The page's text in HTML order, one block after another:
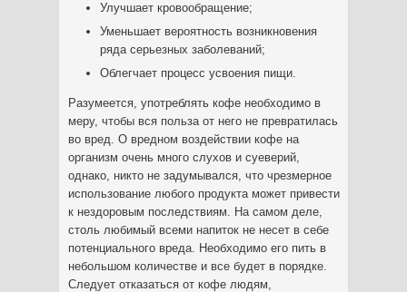
Улучшает кровообращение;
Уменьшает вероятность возникновения
ряда серьезных заболеваний;
Облегчает процесс усвоения пищи.
Разумеется, употреблять кофе необходимо в
меру, чтобы вся польза от него не превратилась
во вред. О вредном воздействии кофе на
организм очень много слухов и суеверий,
однако, никто не задумывался, что чрезмерное
использование любого продукта может привести
к нездоровым последствиям. На самом деле,
столь любимый всеми напиток не несет в себе
потенциального вреда. Необходимо его пить в
небольшом количестве и все будет в порядке.
Следует отказаться от кофе людям,